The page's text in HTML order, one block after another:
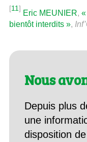
[11]
Eric MEUNIER,
bientôt interdits »,
Nous
Depuis plus
une
disposition